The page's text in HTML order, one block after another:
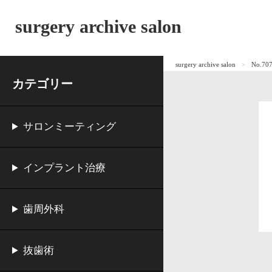
surgery archive salon
カテゴリー
サロンミーティング
インプラント治療
歯周外科
抜歯術
surgery archive salon